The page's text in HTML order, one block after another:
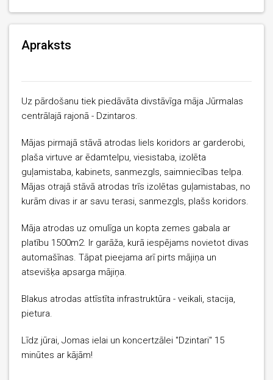
Apraksts
Uz pārdošanu tiek piedāvāta divstāvīga māja Jūrmalas
centrālajā rajonā - Dzintaros.
Mājas pirmajā stāvā atrodas liels koridors ar garderobi,
plaša virtuve ar ēdamtelpu, viesistaba, izolēta
guļamistaba, kabinets, sanmezgls, saimniecības telpa.
Mājas otrajā stāvā atrodas trīs izolētas guļamistabas, no
kurām divas ir ar savu terasi, sanmezgls, plašs koridors.
Māja atrodas uz omulīga un kopta zemes gabala ar
platību 1500m2. Ir garāža, kurā iespējams novietot divas
automašīnas. Tāpat pieejama arī pirts mājiņa un
atsevišķa apsarga mājiņa.
Blakus atrodas attīstīta infrastruktūra - veikali, stacija,
pietura.
Līdz jūrai, Jomas ielai un koncertzālei "Dzintari" 15
minūtes ar kājām!